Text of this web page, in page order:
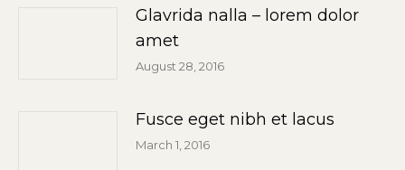
Glavrida nalla – lorem dolor
amet
August 28, 2016
Fusce eget nibh et lacus
March 1, 2016